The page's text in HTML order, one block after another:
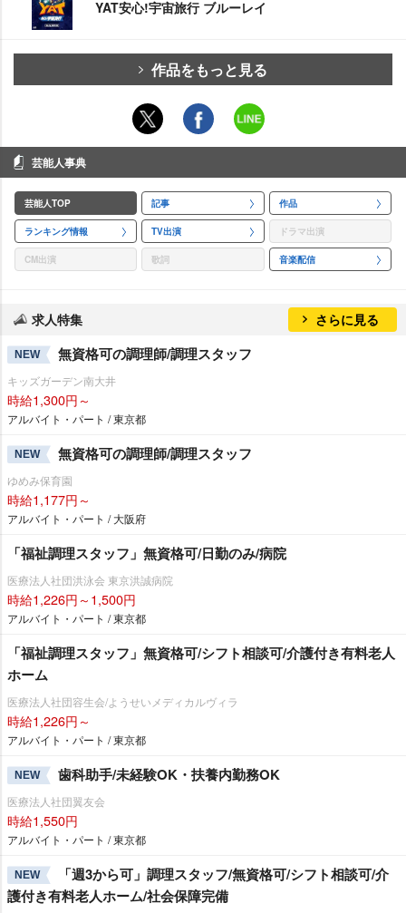
YAT安心!宇宙旅行 ブルーレイ
作品をもっと見る
芸能人事典
芸能人TOP 記事 作品
ランキング情報 TV出演 ドラマ出演
CM出演 歌詞 音楽配信
求人特集 さらに見る
NEW 無資格可の調理師/調理スタッフ
キッズガーデン南大井
時給1,300円～
アルバイト・パート / 東京都
NEW 無資格可の調理師/調理スタッフ
ゆめみ保育園
時給1,177円～
アルバイト・パート / 大阪府
「福祉調理スタッフ」無資格可/日勤のみ/病院
医療法人社団洪泳会 東京洪誠病院
時給1,226円～1,500円
アルバイト・パート / 東京都
「福祉調理スタッフ」無資格可/シフト相談可/介護付き有料老人
ホーム
医療法人社団容生会/ようせいメディカルヴィラ
時給1,226円～
アルバイト・パート / 東京都
NEW 歯科助手/未経験OK・扶養内勤務OK
医療法人社団翼友会
時給1,550円
アルバイト・パート / 東京都
NEW
「週3から可」調理スタッフ/無資格可/シフト相談可/介
護付き有料老人ホーム/社会保障完備